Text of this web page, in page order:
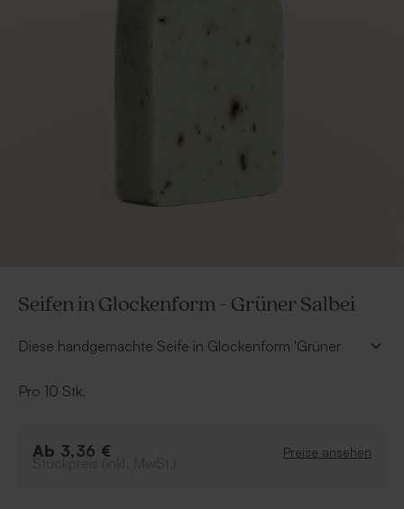
Seifen in Glockenform - Grüner Salbei
Diese handgemachte Seife in Glockenform 'Grüner
Gastgeschenk, das sich mit unseren vielfältigen
Farbe: grün
Pro 10 Stk.
Ab 3,36 € Preise ansehen